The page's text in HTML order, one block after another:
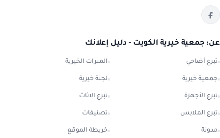
عن: جمعية خيرية الكويت - دليل إعلانك
تبرع أضاحي المبرات الخيرية
جمعية خيرية لجنة خيرية
تبرع الأجهزة تبرع الاثاث
تبرع الملابس تصنيفات
مدونة خريطة الموقع